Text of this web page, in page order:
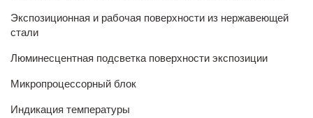
Экспозиционная и рабочая поверхности из нержавеющей
стали
Люминесцентная подсветка поверхности экспозиции
Микропроцессорный блок
Индикация температуры